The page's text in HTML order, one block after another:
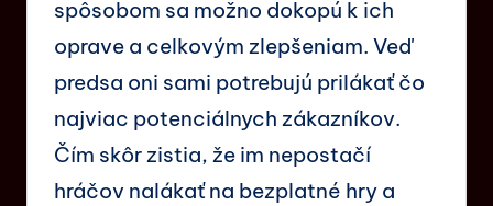
spôsobom sa možno dokopú k ich
oprave a celkovým zlepšeniam. Veď
predsa oni sami potrebujú prilákať čo
najviac potenciálnych zákazníkov.
Čím skôr zistia, že im nepostačí
hráčov nalákať na bezplatné hry a